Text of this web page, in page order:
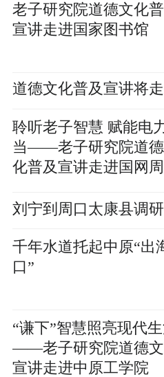
老子研究院道德文化
宣讲走进国家图书馆
道德文化普及宣讲将
聆听老子智慧 赋能电
当——老子研究院道
化普及宣讲走进国网
刘宁到周口太康县调
千年水道托起中原“出
口”
“谦下”智慧照亮现代
——老子研究院道德
宣讲走进中原工学院